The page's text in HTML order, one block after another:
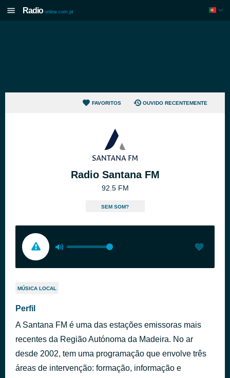
Radio online.com.pt
FAVORITOS OUVIDO RECENTEMENTE
Radio Santana FM
92.5 FM
SEM SOM?
MÚSICA LOCAL
Perfil
A Santana FM é uma das estações emissoras mais
recentes da Região Autónoma da Madeira. No ar
desde 2002, tem uma programação que envolve três
áreas de intervenção: formação, informação e